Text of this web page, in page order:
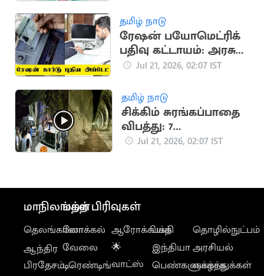
தமிழ் நாடு
ரேஷன் பயோமெட்ரிக்
பதிவு கட்டாயம்: அரசு
எச்சரிக்கை
Jul 21, 2026, 02:07 IST
தமிழ் நாடு
சிக்கிம் சுரங்கப்பாதை
விபத்து: 7
தொழிலாளர்கள்
Jul 21, 2026, 02:07 IST
மாநிலங்கள்
தெலங்கானா
ஆந்திர
பிரதேசம்
மற்ற பிரிவுகள்
லோக்கல்
வேலை
டிரெண்டிங்
ஆரோக்கியம்
🌟
வாட்ஸ்
பக்தி
இந்தியா
பெண்களுக்காக
தொழில்நுட்பம்
அரசியல்
வாழ்த்துக்கள்